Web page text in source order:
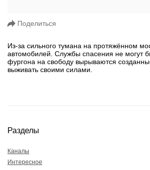
Поделиться
Из-за сильного тумана на протяжённом
автомобилей. Службы спасения не могут
фургона на свободу вырываются
выживать своими силами.
Разделы
Каналы
Интересное